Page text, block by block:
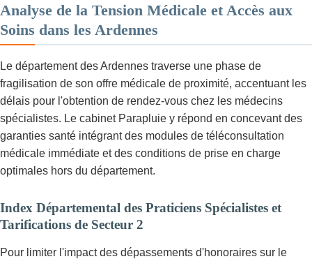
Analyse de la Tension Médicale et Accès aux
Soins dans les Ardennes
Le département des Ardennes traverse une phase de
fragilisation de son offre médicale de proximité, accentuant les
délais pour l'obtention de rendez-vous chez les médecins
spécialistes. Le cabinet Parapluie y répond en concevant des
garanties santé intégrant des modules de téléconsultation
médicale immédiate et des conditions de prise en charge
optimales hors du département.
Index Départemental des Praticiens Spécialistes et
Tarifications de Secteur 2
Pour limiter l'impact des dépassements d'honoraires sur le